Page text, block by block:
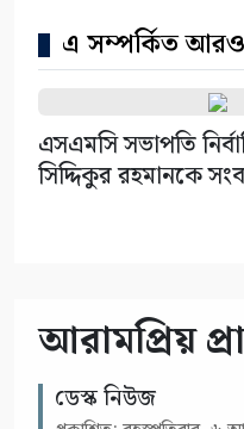
এ সম্পর্কিত
এসএমসি সভাপতি
সিদ্দিকুর রহমানকে
আরামপ্রিয়
ডেস্ক নিউজ